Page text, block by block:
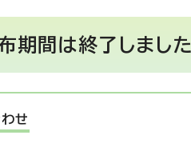
期間は終了しました
せ